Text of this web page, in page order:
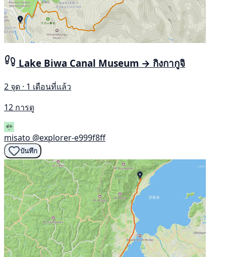
Lake Biwa Canal Museum → กิงกากูจิ
2 จุด · 1 เดือนที่แล้ว
12 การดู
misato @explorer-e999f8ff
บันทึก